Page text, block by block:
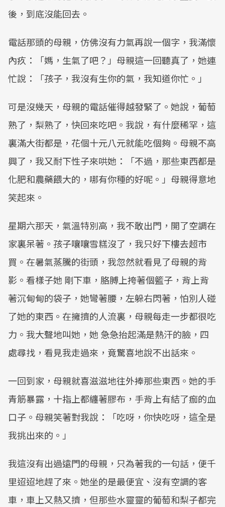
後，到底沒能回去。
電話那頭的母親，仿佛沒有力氣再說一個字，我滿懷
內疚：「媽，生氣了吧？」母親這一回聽真了，她連
忙說：「孩子，我沒有生你的氣，我知道你忙。」
可是沒幾天，母親的電話催得越發緊了。她說，葡萄
熟了，梨熟了，快回來吃吧。我說，有什麼稀罕，這
裏滿大街都是，花個十元八元就能吃個夠。母親不高
興了，我又耐下性子來哄她：「不過，那些東西都是
化肥和農藥餵大的，哪有你種的好呢。」母親得意地
笑起來。
星期六那天，氣溫特別高，我不敢出門，開了空調在
家裏呆著。孩子嚷嚷雪糕沒了，我只好下樓去超市
買。在暑氣蒸騰的街頭，我忽然就看見了母親的背
影。看樣子她 剛下車，胳膊上挎著個籃子，背上背
著沉甸甸的袋子，她彎著腰，左躲右閃著，怕別人碰
了她的東西。在擁擠的人流裏，母親每走一步都很吃
力。我大聲地叫她，她 急急抬起滿是熱汗的臉，四
處尋找，看見我走過來，竟驚喜地說不出話來。
一回到家，母親就喜滋滋地往外捧那些東西。她的手
青筋暴露，十指上都纏著膠布，手背上有結了痂的血
口子。母親笑著對我說：「吃呀，你快吃呀，這全是
我挑出來的。」
我這沒有出過遠門的母親，只為著我的一句話，便千
里迢迢地趕了來。她坐的是最便宜、沒有空調的客
車，車上又熱又擠，但那些水靈靈的葡萄和梨子都完